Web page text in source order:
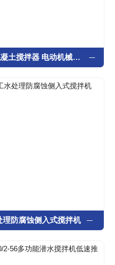
强制式混凝土搅拌器 电动机械立式搅拌机
理防腐蚀侧入式搅拌机